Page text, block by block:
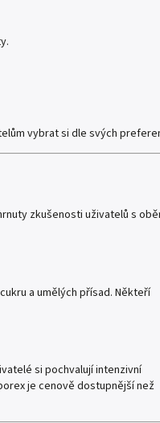
vybrat si dle svých
zkušenosti uživatelů s
a umělých přísad. Někteří
si pochvalují intenzivní
je cenově dostupnější než